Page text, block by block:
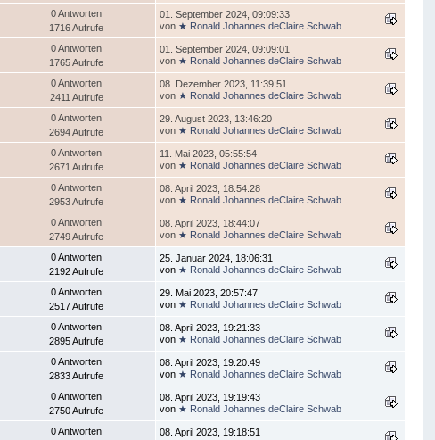
0 Antworten
1716 Aufrufe
01. September 2024, 09:09:33
von ★ Ronald Johannes deClaire Schwab
0 Antworten
1765 Aufrufe
01. September 2024, 09:09:01
von ★ Ronald Johannes deClaire Schwab
0 Antworten
2411 Aufrufe
08. Dezember 2023, 11:39:51
von ★ Ronald Johannes deClaire Schwab
0 Antworten
2694 Aufrufe
29. August 2023, 13:46:20
von ★ Ronald Johannes deClaire Schwab
0 Antworten
2671 Aufrufe
11. Mai 2023, 05:55:54
von ★ Ronald Johannes deClaire Schwab
0 Antworten
2953 Aufrufe
08. April 2023, 18:54:28
von ★ Ronald Johannes deClaire Schwab
0 Antworten
2749 Aufrufe
08. April 2023, 18:44:07
von ★ Ronald Johannes deClaire Schwab
0 Antworten
2192 Aufrufe
25. Januar 2024, 18:06:31
von ★ Ronald Johannes deClaire Schwab
0 Antworten
2517 Aufrufe
29. Mai 2023, 20:57:47
von ★ Ronald Johannes deClaire Schwab
0 Antworten
2895 Aufrufe
08. April 2023, 19:21:33
von ★ Ronald Johannes deClaire Schwab
0 Antworten
2833 Aufrufe
08. April 2023, 19:20:49
von ★ Ronald Johannes deClaire Schwab
0 Antworten
2750 Aufrufe
08. April 2023, 19:19:43
von ★ Ronald Johannes deClaire Schwab
0 Antworten
08. April 2023, 19:18:51